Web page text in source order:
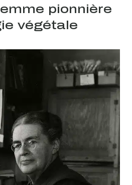
pionnière
végétale